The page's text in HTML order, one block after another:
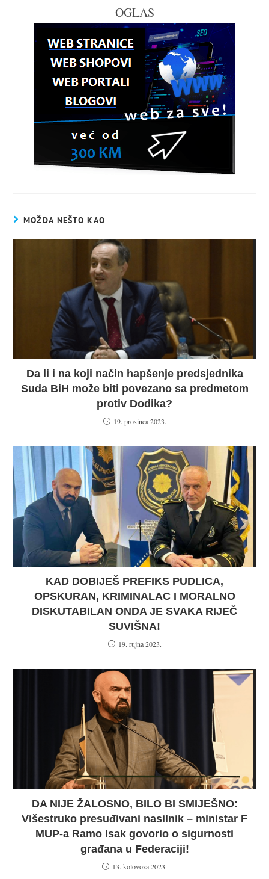
OGLAS
MOŽDA NEŠTO KAO
Da li i na koji način hapšenje predsjednika
Suda BiH može biti povezano sa predmetom
protiv Dodika?
19. prosinca 2023.
KAD DOBIJEŠ PREFIKS PUDLICA,
OPSKURAN, KRIMINALAC I MORALNO
DISKUTABILAN ONDA JE SVAKA RIJEČ
SUVIŠNA!
19. rujna 2023.
DA NIJE ŽALOSNO, BILO BI SMIJEŠNO:
Višestruko presuđivani nasilnik – ministar F
MUP-a Ramo Isak govorio o sigurnosti
građana u Federaciji!
13. kolovoza 2023.